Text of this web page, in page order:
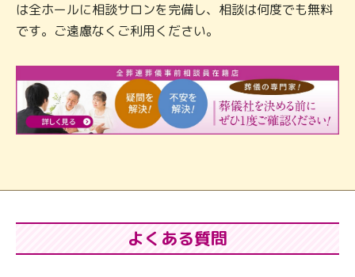
は全ホールに相談サロンを完備し、相談は何度でも無料
です。ご遠慮なくご利用ください。
よくある質問